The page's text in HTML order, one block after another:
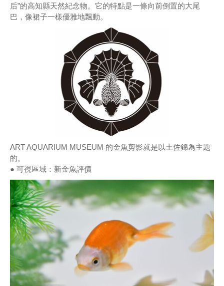
后”的高知縣天然紀念物。它的特點是一條向前倒置的大尾
巴，像裙子一樣優雅地飄動。
ART AQUARIUM MUSEUM 的金魚剪影就是以土佐錦為主題
的。
● 可視區域：新金魚評價